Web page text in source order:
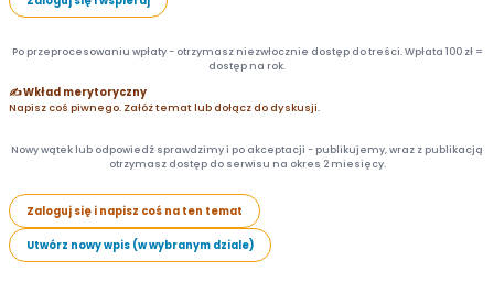
Po przeprocesowaniu wpłaty - otrzymasz niezwłocznie dostęp do treści. Wpłata 100 zł =
dostęp na rok.
✍️ Wkład merytoryczny
Napisz coś piwnego. Załóż temat lub dołącz do dyskusji.
Nowy wątek lub odpowiedź sprawdzimy i po akceptacji - publikujemy, wraz z publikacją
otrzymasz dostęp do serwisu na okres 2 miesięcy.
Zaloguj się i napisz coś na ten temat
Utwórz nowy wpis (w wybranym dziale)